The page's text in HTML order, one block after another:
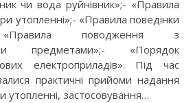
чи вода руйнівник»;- «Правила
утопленні»;- «Правила поведінки
поводження з
предметами»;- «Порядок
електроприладів». Під час
практичні прийоми надання
утопленні, застосовування…